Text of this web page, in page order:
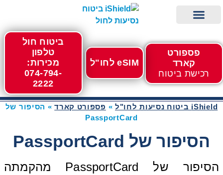
פספורט
קארד
רכישת ביטוח
eSIM לחו"ל
ביטוח חול
טלפון
מכירות:
074-794-
2222
iShield ביטוח נסיעות לחו"ל » פספורט קארד» הסיפור של
PassportCard
הסיפור של PassportCard
הסיפור של PassportCard מהקמתה